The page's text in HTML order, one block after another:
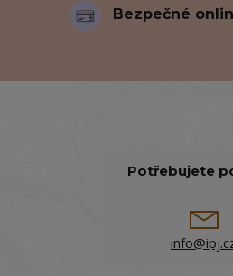
Bezpečné
Potřebujete